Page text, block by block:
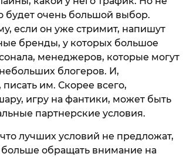
будет очень большой выбор.
если он уже стримит, напишут
бренды, у которых большое
менеджеров, которые могут
блогеров. И,
писать им. Скорее всего,
игру на фантики, может быть
партнерские условия.
лучших условий не предложат,
обращать внимание на